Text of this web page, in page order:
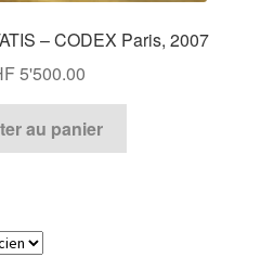
– CODEX Paris, 2007
5'500.00
au panier